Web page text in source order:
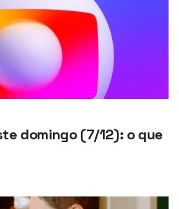
domingo (7/12): o que